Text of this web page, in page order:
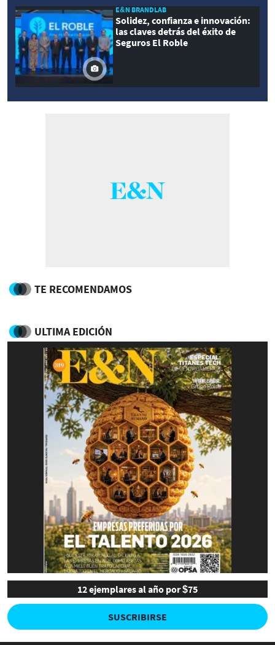
E&N BRANDLAB
Solidez, confianza e innovación:
las claves detrás del éxito de
Seguros El Roble
TE RECOMENDAMOS
ULTIMA EDICIÓN
12 ejemplares al año por $75
SUSCRIBIRSE